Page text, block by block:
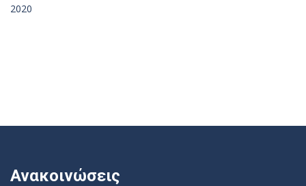
2020
Ανακοινώσεις